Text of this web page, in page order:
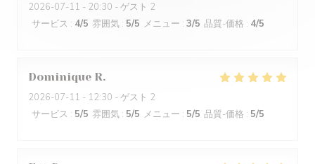
2026-07-11 - 20:30 - ゲスト 2
サービス : 4/5 雰囲気 : 5/5 メニュー : 3/5 品質-価格 : 4/5
Dominique R
2026-07-11 - 12:30 - ゲスト 2
サービス : 5/5 雰囲気 : 5/5 メニュー : 5/5 品質-価格 : 5/5